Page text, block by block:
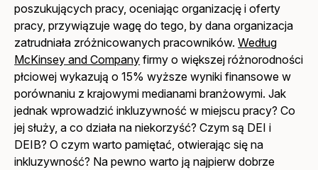
poszukujących pracy, oceniając organizację i oferty
pracy, przywiązuje wagę do tego, by dana organizacja
zatrudniała zróżnicowanych pracowników.Według
McKinsey and Company firmy o większej różnorodności
płciowej wykazują o 15% wyższe wyniki finansowe w
porównaniu z krajowymi medianami branżowymi. Jak
jednak wprowadzić inkluzywność w miejscu pracy? Co
jej służy, a co działa na niekorzyść? Czym są DEI i
DEIB? O czym warto pamiętać, otwierając się na
inkluzywność? Na pewno warto ją najpierw dobrze